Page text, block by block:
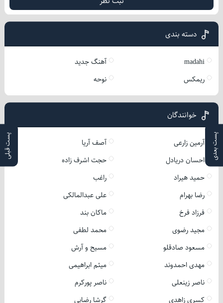
پست بعدی پست قبلی
دسته بندی
madahi
آهنگ جدید
ریمکس
نوحه
خوانندگان
آرمین زارعی
آصف آریا
احسان دریادل
حجت اشرف زاده
حمید هیراد
راغب
رضا بهرام
علی عبدالمالکی
فرزاد فرخ
ماکان بند
مجید رضوی
محمد لطفی
مسعود صادقلو
مسیح و آرش
مهدی احمدوند
میثم ابراهیمی
ناصر زینعلی
ناصر پورکرم
کسری زاهدی
گرشا رضایی